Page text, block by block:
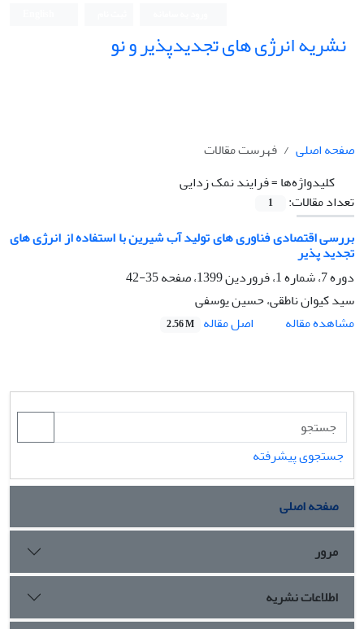
نشریه انرژی های تجدیدپذیر و نو
صفحه اصلی
فهرست مقالات
کلیدواژه‌ها =فرایند نمک زدایی
تعداد مقالات:
1
بررسی اقتصادی فناوری های تولید آب شیرین با استفاده از انرژی های
تجدید پذیر
دوره 7، شماره 1، فروردین 1399، صفحه
35-42
سید کیوان ناطقی، حسین یوسفی
مشاهده مقاله
اصل مقاله 2.56 M
جستجوی پیشرفته
صفحه اصلی
مرور
اطلاعات نشریه